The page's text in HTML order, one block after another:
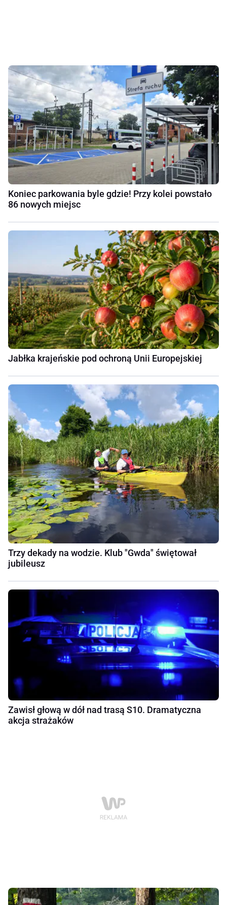
Koniec parkowania byle gdzie! Przy kolei powstało
86 nowych miejsc
Jabłka krajeńskie pod ochroną Unii Europejskiej
Trzy dekady na wodzie. Klub "Gwda" świętował
jubileusz
Zawisł głową w dół nad trasą S10. Dramatyczna
akcja strażaków